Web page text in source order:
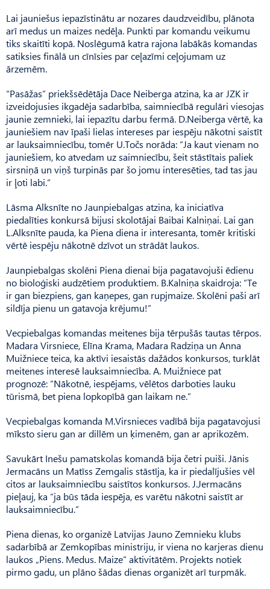
Lai jauniešus iepazīstinātu ar nozares daudzveidību, plānota
arī medus un maizes nedēļa. Punkti par komandu veikumu
tiks skaitīti kopā. Noslēgumā katra rajona labākās komandas
satiksies finālā un cīnīsies par ceļazīmi ceļojumam uz
ārzemēm.
“Pasāžas” priekšsēdētāja Dace Neiberga atzina, ka ar JZK ir
izveidojusies ikgadēja sadarbība, saimniecībā regulāri viesojas
jaunie zemnieki, lai iepazītu darbu fermā. D.Neiberga vērtē, ka
jauniešiem nav īpaši lielas intereses par iespēju nākotni saistīt
ar lauksaimniecību, tomēr U.Točs norāda: “Ja kaut vienam no
jauniešiem, ko atvedam uz saimniecību, šeit stāstītais paliek
sirsniņā un viņš turpinās par šo jomu interesēties, tad tas jau
ir ļoti labi.”
Lāsma Alksnīte no Jaunpiebalgas atzina, ka iniciatīva
piedalīties konkursā bijusi skolotājai Baibai Kalniņai. Lai gan
L.Alksnīte pauda, ka Piena diena ir interesanta, tomēr kritiski
vērtē iespēju nākotnē dzīvot un strādāt laukos.
Jaunpiebalgas skolēni Piena dienai bija pagatavojuši ēdienu
no bioloģiski audzētiem produktiem. B.Kalniņa skaidroja: “Te
ir gan biezpiens, gan kaņepes, gan rupjmaize. Skolēni paši arī
sildīja pienu un gatavoja krējumu!”
Vecpiebalgas komandas meitenes bija tērpušās tautas tērpos.
Madara Virsniece, Elīna Krama, Madara Radziņa un Anna
Muižniece teica, ka aktīvi iesaistās dažādos konkursos, turklāt
meitenes interesē lauksaimniecība. A. Muižniece pat
prognozē: “Nākotnē, iespējams, vēlētos darboties lauku
tūrismā, bet piena lopkopībā gan laikam ne.”
Vecpiebalgas komanda M.Virsnieces vadībā bija pagatavojusi
mīksto sieru gan ar dillēm un ķimenēm, gan ar aprikozēm.
Savukārt Inešu pamatskolas komandā bija četri puiši. Jānis
Jermacāns un Matīss Zemgalis stāstīja, ka ir piedalījušies vēl
citos ar lauksaimniecību saistītos konkursos. J.Jermacāns
pieļauj, ka “ja būs tāda iespēja, es varētu nākotni saistīt ar
lauksaimniecību.”
Piena dienas, ko organizē Latvijas Jauno Zemnieku klubs
sadarbībā ar Zemkopības ministriju, ir viena no karjeras dienu
laukos „Piens. Medus. Maize” aktivitātēm. Projekts notiek
pirmo gadu, un plāno šādas dienas organizēt arī turpmāk.